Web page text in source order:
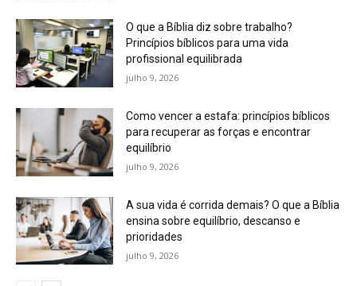
O que a Bíblia diz sobre trabalho?
Princípios bíblicos para uma vida
profissional equilibrada
julho 9, 2026
Como vencer a estafa: princípios bíblicos
para recuperar as forças e encontrar
equilíbrio
julho 9, 2026
A sua vida é corrida demais? O que a Bíblia
ensina sobre equilíbrio, descanso e
prioridades
julho 9, 2026